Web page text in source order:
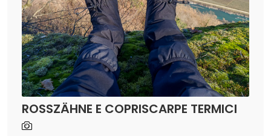
ROSSZÄHNE E COPRISCARPE TERMICI